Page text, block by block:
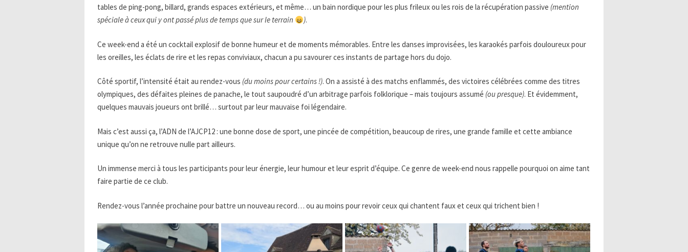
tables de ping-pong, billard, grands espaces extérieurs, et même… un bain nordique pour les plus frileux ou les rois de la récupération passive (mention
spéciale à ceux qui y ont passé plus de temps que sur le terrain
).
Ce week-end a été un cocktail explosif de bonne humeur et de moments mémorables. Entre les danses improvisées, les karaokés parfois douloureux pour
les oreilles, les éclats de rire et les repas conviviaux, chacun a pu savourer ces instants de partage hors du dojo.
Côté sportif, l’intensité était au rendez-vous (du moins pour certains !). On a assisté à des matchs enflammés, des victoires célébrées comme des titres
olympiques, des défaites pleines de panache, le tout saupoudré d’un arbitrage parfois folklorique – mais toujours assumé (ou presque). Et évidemment,
quelques mauvais joueurs ont brillé… surtout par leur mauvaise foi légendaire.
Mais c’est aussi ça, l’ADN de l’AJCP12 : une bonne dose de sport, une pincée de compétition, beaucoup de rires, une grande famille et cette ambiance
unique qu’on ne retrouve nulle part ailleurs.
Un immense merci à tous les participants pour leur énergie, leur humour et leur esprit d’équipe. Ce genre de week-end nous rappelle pourquoi on aime tant
faire partie de ce club.
Rendez-vous l’année prochaine pour battre un nouveau record… ou au moins pour revoir ceux qui chantent faux et ceux qui trichent bien !